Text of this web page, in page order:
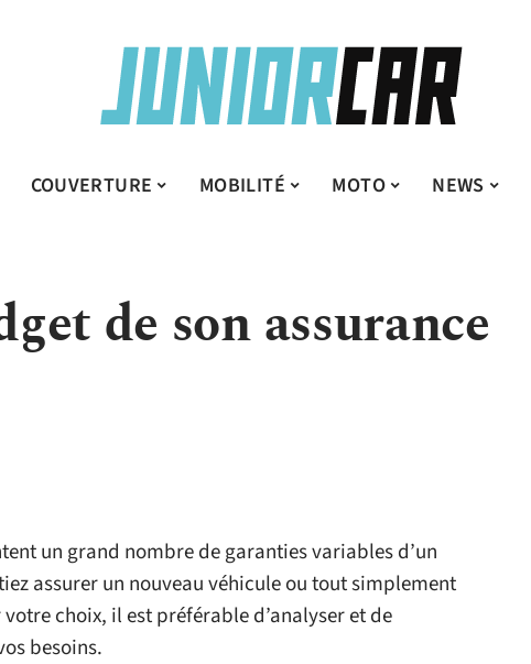
COUVERTURE MOBILITÉ MOTO NEWS
de son assurance
un grand nombre de garanties variables d’un
assurer un nouveau véhicule ou tout simplement
choix, il est préférable d’analyser et de
besoins.